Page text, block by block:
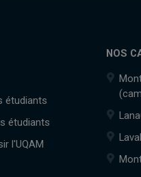
étudiants
étudiants
l'UQAM
NOS
Laval